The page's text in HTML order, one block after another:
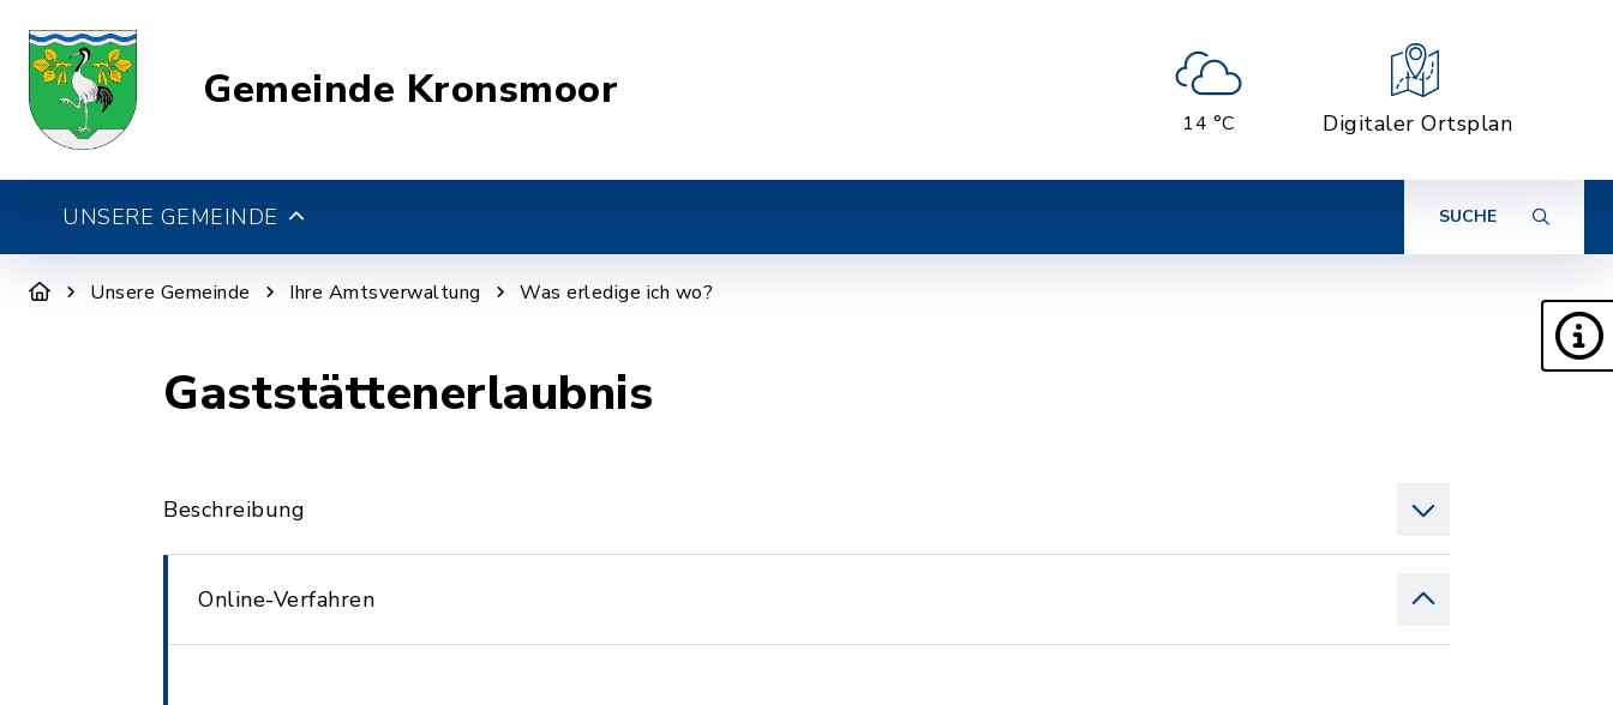
Gemeinde Kronsmoor
14 °C Digitaler Ortsplan
UNSERE GEMEINDE SUCHE
Unsere Gemeinde Ihre Amtsverwaltung Was erledige ich wo?
Gaststättenerlaubnis
Beschreibung
Online-Verfahren